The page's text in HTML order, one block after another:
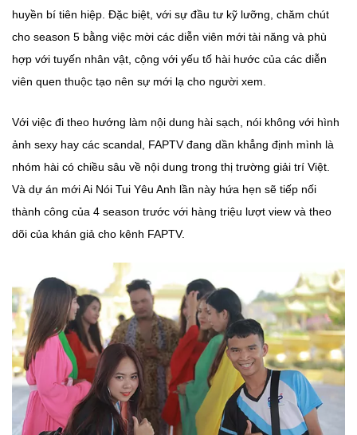
huyền bí tiên hiệp. Đặc biệt, với sự đầu tư kỹ lưỡng, chăm chút
cho season 5 bằng việc mời các diễn viên mới tài năng và phù
hợp với tuyến nhân vật, cộng với yếu tố hài hước của các diễn
viên quen thuộc tạo nên sự mới lạ cho người xem.
Với việc đi theo hướng làm nội dung hài sạch, nói không với hình
ảnh sexy hay các scandal, FAPTV đang dần khẳng định mình là
nhóm hài có chiều sâu về nội dung trong thị trường giải trí Việt.
Và dự án mới Ai Nói Tui Yêu Anh lần này hứa hẹn sẽ tiếp nối
thành công của 4 season trước với hàng triệu lượt view và theo
dõi của khán giả cho kênh FAPTV.